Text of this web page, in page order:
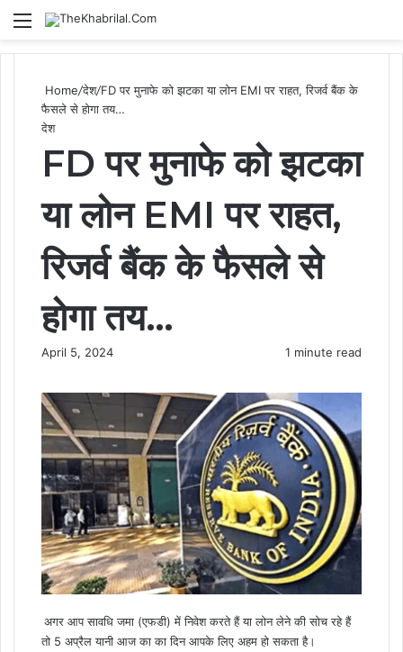
Menu
Home/देश/FD पर मुनाफे को झटका या लोन EMI पर राहत, रिजर्व बैंक के
फैसले से होगा तय…
देश
FD पर मुनाफे को झटका
या लोन EMI पर राहत,
रिजर्व बैंक के फैसले से
होगा तय…
April 5, 2024
1 minute read
a
c
e
b
o
o
e
s
s
n
g
r
e
s
s
e
n
g
e
h
a
t
s
A
p
p
e
e
g
r
a
m
h
a
r
e
v
i
a
E
m
a
i
l
r
n
अगर आप सावधि जमा (एफडी) में निवेश करते हैं या लोन लेने की सोच रहे हैं
तो 5 अप्रैल यानी आज का का दिन आपके लिए अहम हो सकता है।